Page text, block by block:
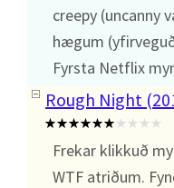
creepy (uncanny
hægum
Fyrsta Netflix
Rough Night
Frekar klikkuð
WTF atriðum.